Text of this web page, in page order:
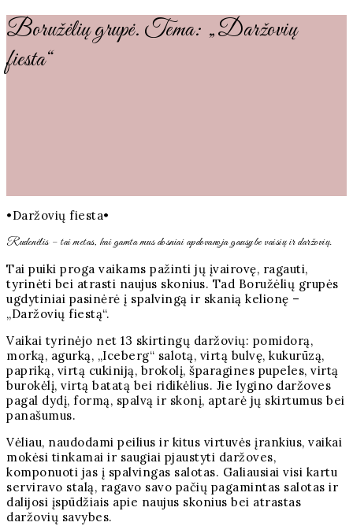
Boružėlių grupė. Tema: „Daržovių
fiesta“
•Daržovių fiesta•
Rudenėlis – tai metas, kai gamta mus dosniai apdovanoja gausybe vaisių ir daržovių.
Tai puiki proga vaikams pažinti jų įvairovę, ragauti,
tyrinėti bei atrasti naujus skonius. Tad Boružėlių grupės
ugdytiniai pasinėrė į spalvingą ir skanią kelionę –
„Daržovių fiestą“.
Vaikai tyrinėjo net 13 skirtingų daržovių: pomidorą,
morką, agurką, „Iceberg“ salotą, virtą bulvę, kukurūzą,
papriką, virtą cukiniją, brokolį, šparagines pupeles, virtą
burokėlį, virtą batatą bei ridikėlius. Jie lygino daržoves
pagal dydį, formą, spalvą ir skonį, aptarė jų skirtumus bei
panašumus.
Vėliau, naudodami peilius ir kitus virtuvės įrankius, vaikai
mokėsi tinkamai ir saugiai pjaustyti daržoves,
komponuoti jas į spalvingas salotas. Galiausiai visi kartu
serviravo stalą, ragavo savo pačių pagamintas salotas ir
dalijosi įspūdžiais apie naujus skonius bei atrastas
daržovių savybes.